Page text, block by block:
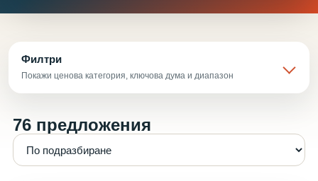
Филтри
Покажи ценова категория, ключова дума и диапазон
76 предложения